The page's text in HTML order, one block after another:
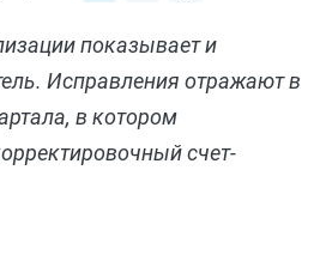
показывает и
Исправления отражают в
в котором
счет-